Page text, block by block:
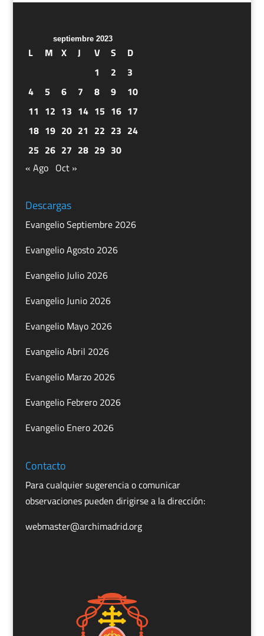
septiembre 2023
L M X J V S
D
1
2
3
4
5 6 7 8 9
10
11 12 13 14 15 16 17
18 19 20 21 22 23 24
25 26 27 28 29 30
« Ago Oct »
Descargas
Evangelio Septiembre 2026
Evangelio Agosto 2026
Evangelio Julio 2026
Evangelio Junio 2026
Evangelio Mayo 2026
Evangelio Abril 2026
Evangelio Marzo 2026
Evangelio Febrero 2026
Evangelio Enero 2026
Contacto
Para cualquier sugerencia o comunicar
observaciones pueden dirigirse a la dirección:
webmaster@archimadrid.org